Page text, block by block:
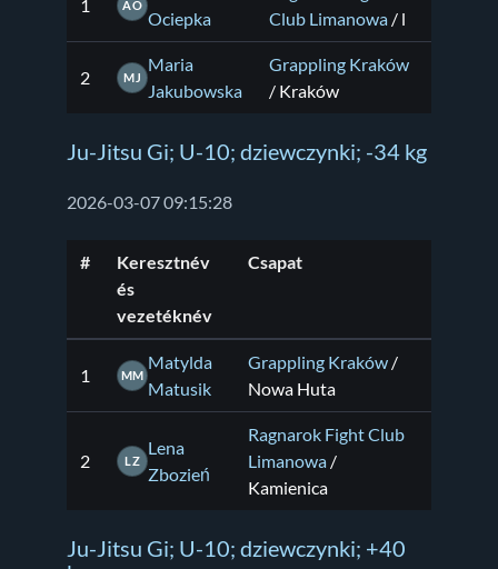
1 AO
Ociepka
Club Limanowa / l
2 MJ
Maria
Jakubowska
Grappling Kraków
/ Kraków
Ju-Jitsu Gi; U-10; dziewczynki; -34 kg
2026-03-07 09:15:28
#
Keresztnév
és
vezetéknév
Csapat
1 MM
Matylda
Matusik
Grappling Kraków /
Nowa Huta
2 LZ
Lena
Zbozień
Ragnarok Fight Club
Limanowa /
Kamienica
Ju-Jitsu Gi; U-10; dziewczynki; +40